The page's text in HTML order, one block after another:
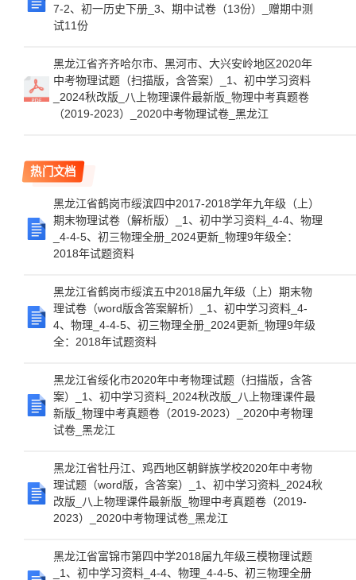
7-2、初一历史下册_3、期中试卷（13份）_赠期中测
试11份
黑龙江省齐齐哈尔市、黑河市、大兴安岭地区2020年
中考物理试题（扫描版，含答案）_1、初中学习资料
_2024秋改版_八上物理课件最新版_物理中考真题卷
（2019-2023）_2020中考物理试卷_黑龙江
热门文档
黑龙江省鹤岗市绥滨四中2017-2018学年九年级（上）
期末物理试卷（解析版）_1、初中学习资料_4-4、物理
_4-4-5、初三物理全册_2024更新_物理9年级全：
2018年试题资料
黑龙江省鹤岗市绥滨五中2018届九年级（上）期末物
理试卷（word版含答案解析）_1、初中学习资料_4-
4、物理_4-4-5、初三物理全册_2024更新_物理9年级
全：2018年试题资料
黑龙江省绥化市2020年中考物理试题（扫描版，含答
案）_1、初中学习资料_2024秋改版_八上物理课件最
新版_物理中考真题卷（2019-2023）_2020中考物理
试卷_黑龙江
黑龙江省牡丹江、鸡西地区朝鲜族学校2020年中考物
理试题（word版，含答案）_1、初中学习资料_2024秋
改版_八上物理课件最新版_物理中考真题卷（2019-
2023）_2020中考物理试卷_黑龙江
黑龙江省富锦市第四中学2018届九年级三模物理试题
_1、初中学习资料_4-4、物理_4-4-5、初三物理全册